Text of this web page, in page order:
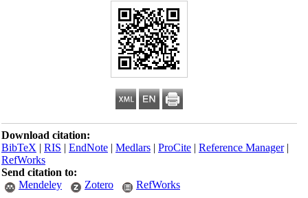
Download citation:
BibTeX|RIS|EndNote|Medlars|ProCite|Reference Manager
RefWorks
Send citation to:
Mendeley
Zotero RefWorks